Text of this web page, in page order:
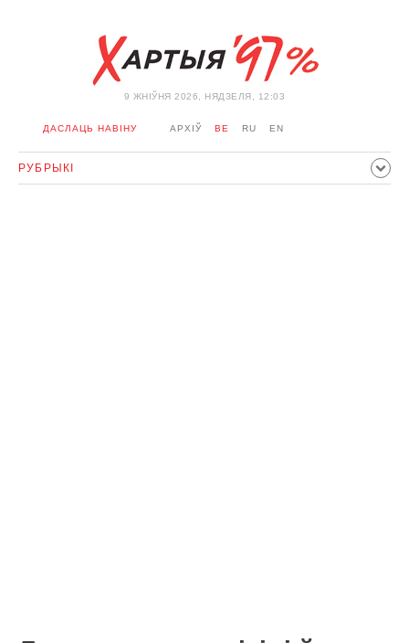
9 ЖНIЎНЯ 2026, НЯДЗЕЛЯ, 12:03
ДАСЛАЦЬ НАВІНУ АРХІЎ BE RU EN
РУБРЫКІ